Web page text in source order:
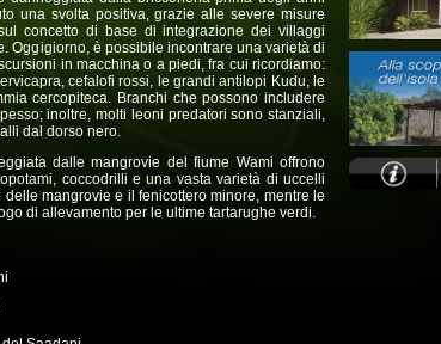
una svolta positiva, grazie alle severe misure
concetto di base di integrazione dei villaggi
Oggigiorno, è possibile incontrare una varietà di
in macchina o a piedi, fra cui ricordiamo:
cefalofi rossi, le grandi antilopi Kudu, le
cercopiteca. Branchi che possono includere
inoltre, molti leoni predatori sono stanziali,
dal dorso nero.
dalle mangrovie del fiume Wami offrono
coccodrilli e una vasta varietà di uccelli
mangrovie e il fenicottero minore, mentre le
di allevamento per le ultime tartarughe verdi.